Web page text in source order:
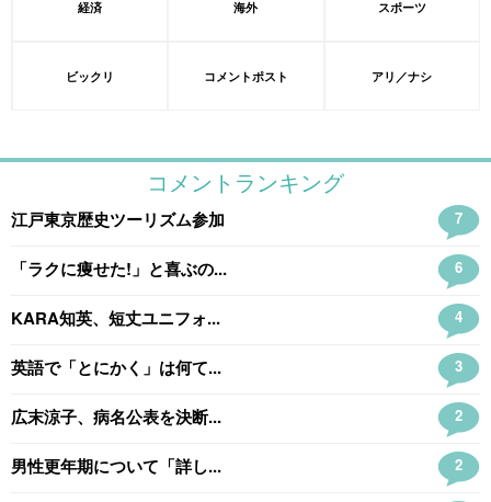
経済 海外 スポーツ
ビックリ コメントポスト アリ／ナシ